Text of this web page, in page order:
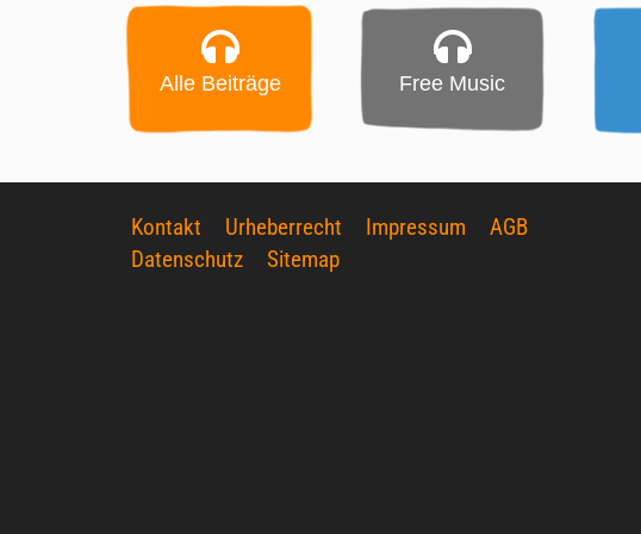
Alle Beiträge Free Music
Kontakt Urheberrecht Impressum
AGB
Datenschutz
Sitemap